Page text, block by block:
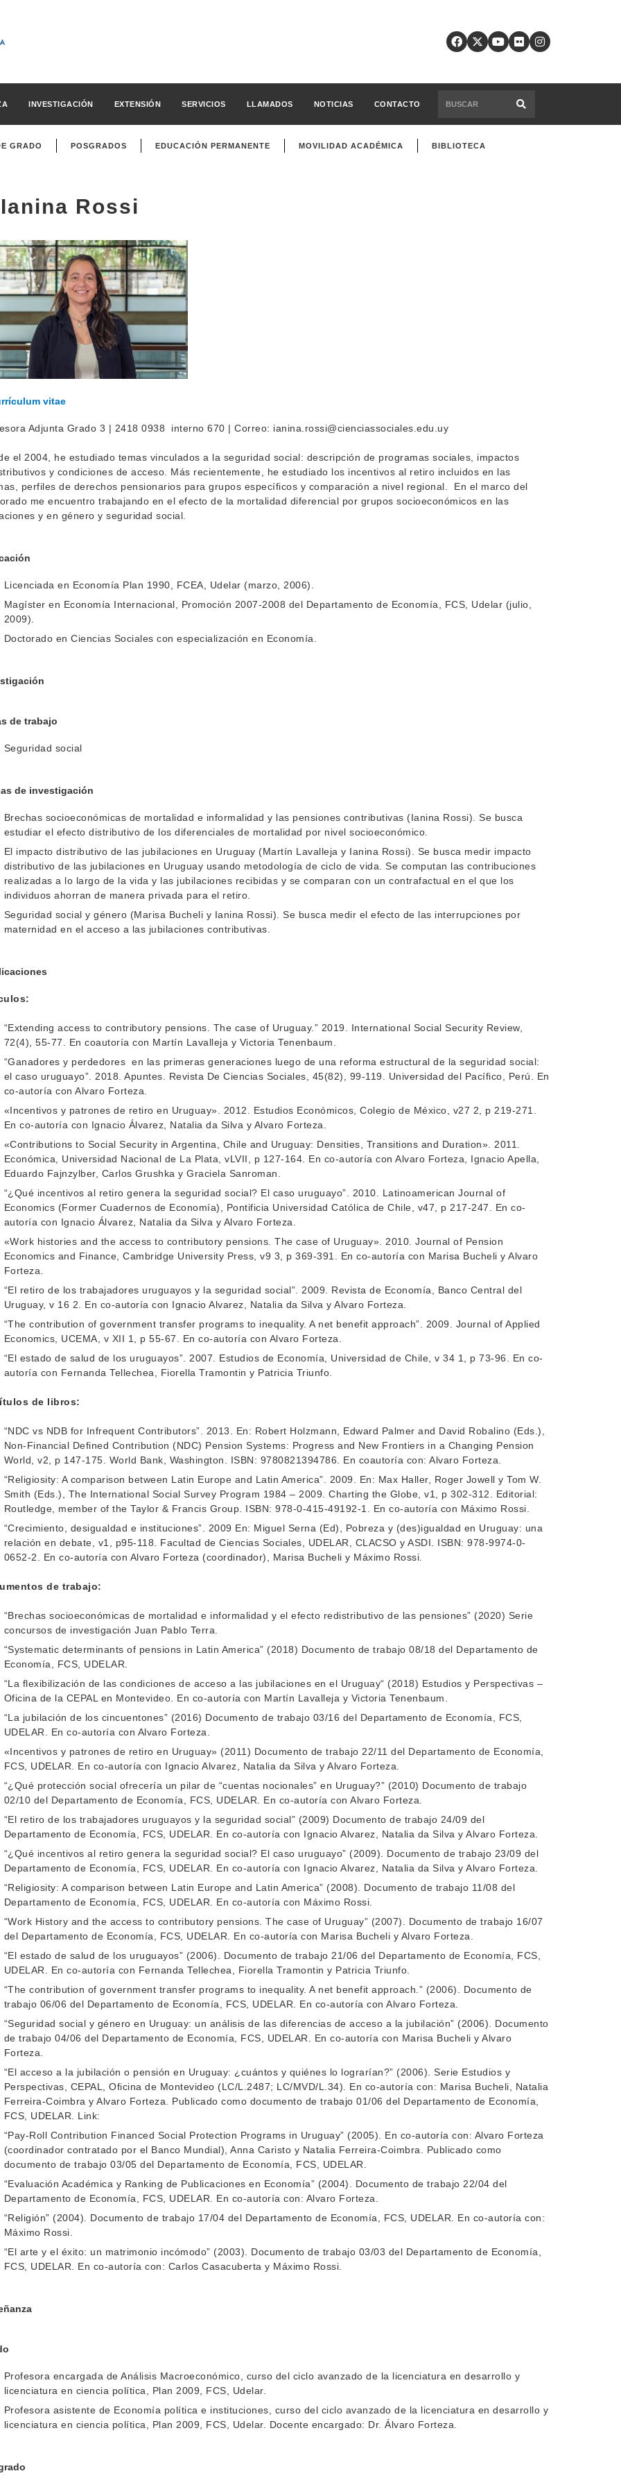
INVESTIGACIÓN EXTENSIÓN SERVICIOS LLAMADOS NOTICIAS CONTACTO
GRADO POSGRADOS EDUCACIÓN PERMANENTE MOVILIDAD ACADÉMICA BIBLIOTECA
Ianina Rossi
vitae
Adjunta Grado 3 | 2418 0938 interno 670 | Correo: ianina.rossi@cienciassociales.edu.uy
el 2004, he estudiado temas vinculados a la seguridad social: descripción de programas sociales, impactos
y condiciones de acceso. Más recientemente, he estudiado los incentivos al retiro incluidos en las
perfiles de derechos pensionarios para grupos específicos y comparación a nivel regional. En el marco del
me encuentro trabajando en el efecto de la mortalidad diferencial por grupos socioeconómicos en las
y en género y seguridad social.
Licenciada en Economía Plan 1990, FCEA, Udelar (marzo, 2006).
Magíster en Economía Internacional, Promoción 2007-2008 del Departamento de Economía, FCS, Udelar (julio,
2009).
Doctorado en Ciencias Sociales con especialización en Economía.
de trabajo
Seguridad social
de investigación
Brechas socioeconómicas de mortalidad e informalidad y las pensiones contributivas (Ianina Rossi). Se busca
estudiar el efecto distributivo de los diferenciales de mortalidad por nivel socioeconómico.
El impacto distributivo de las jubilaciones en Uruguay (Martín Lavalleja y Ianina Rossi). Se busca medir impacto
distributivo de las jubilaciones en Uruguay usando metodología de ciclo de vida. Se computan las contribuciones
realizadas a lo largo de la vida y las jubilaciones recibidas y se comparan con un contrafactual en el que los
individuos ahorran de manera privada para el retiro.
Seguridad social y género (Marisa Bucheli y Ianina Rossi). Se busca medir el efecto de las interrupciones por
maternidad en el acceso a las jubilaciones contributivas.
“Extending access to contributory pensions. The case of Uruguay.” 2019. International Social Security Review,
72(4), 55-77. En coautoría con Martín Lavalleja y Victoria Tenenbaum.
“Ganadores y perdedores en las primeras generaciones luego de una reforma estructural de la seguridad social:
el caso uruguayo”. 2018. Apuntes. Revista De Ciencias Sociales, 45(82), 99-119. Universidad del Pacífico, Perú. En
co-autoría con Alvaro Forteza.
«Incentivos y patrones de retiro en Uruguay». 2012. Estudios Económicos, Colegio de México, v27 2, p 219-271.
En co-autoría con Ignacio Álvarez, Natalia da Silva y Alvaro Forteza.
«Contributions to Social Security in Argentina, Chile and Uruguay: Densities, Transitions and Duration». 2011.
Económica, Universidad Nacional de La Plata, vLVII, p 127-164. En co-autoría con Alvaro Forteza, Ignacio Apella,
Eduardo Fajnzylber, Carlos Grushka y Graciela Sanroman.
“¿Qué incentivos al retiro genera la seguridad social? El caso uruguayo”. 2010. Latinoamerican Journal of
Economics (Former Cuadernos de Economía), Pontificia Universidad Católica de Chile, v47, p 217-247. En co-
autoría con Ignacio Álvarez, Natalia da Silva y Alvaro Forteza.
«Work histories and the access to contributory pensions. The case of Uruguay». 2010. Journal of Pension
Economics and Finance, Cambridge University Press, v9 3, p 369-391. En co-autoría con Marisa Bucheli y Alvaro
Forteza.
“El retiro de los trabajadores uruguayos y la seguridad social”. 2009. Revista de Economía, Banco Central del
Uruguay, v 16 2. En co-autoría con Ignacio Alvarez, Natalia da Silva y Alvaro Forteza.
“The contribution of government transfer programs to inequality. A net benefit approach”. 2009. Journal of Applied
Economics, UCEMA, v XII 1, p 55-67. En co-autoría con Alvaro Forteza.
“El estado de salud de los uruguayos”. 2007. Estudios de Economía, Universidad de Chile, v 34 1, p 73-96. En co-
autoría con Fernanda Tellechea, Fiorella Tramontin y Patricia Triunfo.
de libros:
“NDC vs NDB for Infrequent Contributors”. 2013. En: Robert Holzmann, Edward Palmer and David Robalino (Eds.),
Non-Financial Defined Contribution (NDC) Pension Systems: Progress and New Frontiers in a Changing Pension
World, v2, p 147-175. World Bank, Washington. ISBN: 9780821394786. En coautoría con: Alvaro Forteza.
“Religiosity: A comparison between Latin Europe and Latin America”. 2009. En: Max Haller, Roger Jowell y Tom W.
Smith (Eds.), The International Social Survey Program 1984 – 2009. Charting the Globe, v1, p 302-312. Editorial:
Routledge, member of the Taylor & Francis Group. ISBN: 978-0-415-49192-1. En co-autoría con Máximo Rossi.
“Crecimiento, desigualdad e instituciones”. 2009 En: Miguel Serna (Ed), Pobreza y (des)igualdad en Uruguay: una
relación en debate, v1, p95-118. Facultad de Ciencias Sociales, UDELAR, CLACSO y ASDI. ISBN: 978-9974-0-
0652-2. En co-autoría con Alvaro Forteza (coordinador), Marisa Bucheli y Máximo Rossi.
de trabajo:
“Brechas socioeconómicas de mortalidad e informalidad y el efecto redistributivo de las pensiones” (2020) Serie
concursos de investigación Juan Pablo Terra.
“Systematic determinants of pensions in Latin America” (2018) Documento de trabajo 08/18 del Departamento de
Economía, FCS, UDELAR.
“La flexibilización de las condiciones de acceso a las jubilaciones en el Uruguay“ (2018) Estudios y Perspectivas –
Oficina de la CEPAL en Montevideo. En co-autoría con Martín Lavalleja y Victoria Tenenbaum.
“La jubilación de los cincuentones” (2016) Documento de trabajo 03/16 del Departamento de Economía, FCS,
UDELAR. En co-autoría con Alvaro Forteza.
«Incentivos y patrones de retiro en Uruguay» (2011) Documento de trabajo 22/11 del Departamento de Economía,
FCS, UDELAR. En co-autoría con Ignacio Alvarez, Natalia da Silva y Alvaro Forteza.
“¿Qué protección social ofrecería un pilar de “cuentas nocionales” en Uruguay?” (2010) Documento de trabajo
02/10 del Departamento de Economía, FCS, UDELAR. En co-autoría con Alvaro Forteza.
“El retiro de los trabajadores uruguayos y la seguridad social” (2009) Documento de trabajo 24/09 del
Departamento de Economía, FCS, UDELAR. En co-autoría con Ignacio Alvarez, Natalia da Silva y Alvaro Forteza.
“¿Qué incentivos al retiro genera la seguridad social? El caso uruguayo” (2009). Documento de trabajo 23/09 del
Departamento de Economía, FCS, UDELAR. En co-autoría con Ignacio Alvarez, Natalia da Silva y Alvaro Forteza.
“Religiosity: A comparison between Latin Europe and Latin America” (2008). Documento de trabajo 11/08 del
Departamento de Economía, FCS, UDELAR. En co-autoría con Máximo Rossi.
“Work History and the access to contributory pensions. The case of Uruguay” (2007). Documento de trabajo 16/07
del Departamento de Economía, FCS, UDELAR. En co-autoría con Marisa Bucheli y Alvaro Forteza.
“El estado de salud de los uruguayos” (2006). Documento de trabajo 21/06 del Departamento de Economía, FCS,
UDELAR. En co-autoría con Fernanda Tellechea, Fiorella Tramontin y Patricia Triunfo.
“The contribution of government transfer programs to inequality. A net benefit approach.” (2006). Documento de
trabajo 06/06 del Departamento de Economía, FCS, UDELAR. En co-autoría con Alvaro Forteza.
“Seguridad social y género en Uruguay: un análisis de las diferencias de acceso a la jubilación” (2006). Documento
de trabajo 04/06 del Departamento de Economía, FCS, UDELAR. En co-autoría con Marisa Bucheli y Alvaro
Forteza.
“El acceso a la jubilación o pensión en Uruguay: ¿cuántos y quiénes lo lograrían?” (2006). Serie Estudios y
Perspectivas, CEPAL, Oficina de Montevideo (LC/L.2487; LC/MVD/L.34). En co-autoría con: Marisa Bucheli, Natalia
Ferreira-Coimbra y Alvaro Forteza. Publicado como documento de trabajo 01/06 del Departamento de Economía,
FCS, UDELAR. Link:
“Pay-Roll Contribution Financed Social Protection Programs in Uruguay” (2005). En co-autoría con: Alvaro Forteza
(coordinador contratado por el Banco Mundial), Anna Caristo y Natalia Ferreira-Coimbra. Publicado como
documento de trabajo 03/05 del Departamento de Economía, FCS, UDELAR.
“Evaluación Académica y Ranking de Publicaciones en Economía” (2004). Documento de trabajo 22/04 del
Departamento de Economía, FCS, UDELAR. En co-autoría con: Alvaro Forteza.
“Religión” (2004). Documento de trabajo 17/04 del Departamento de Economía, FCS, UDELAR. En co-autoría con:
Máximo Rossi.
“El arte y el éxito: un matrimonio incómodo” (2003). Documento de trabajo 03/03 del Departamento de Economía,
FCS, UDELAR. En co-autoría con: Carlos Casacuberta y Máximo Rossi.
Profesora encargada de Análisis Macroeconómico, curso del ciclo avanzado de la licenciatura en desarrollo y
licenciatura en ciencia política, Plan 2009, FCS, Udelar.
Profesora asistente de Economía política e instituciones, curso del ciclo avanzado de la licenciatura en desarrollo y
licenciatura en ciencia política, Plan 2009, FCS, Udelar. Docente encargado: Dr. Álvaro Forteza.